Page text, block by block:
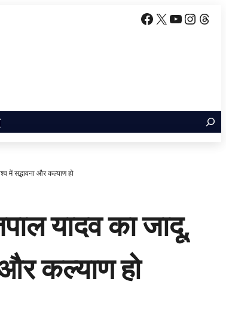
Facebook
X YouTube
में सद्भावना और कल्याण हो
यादव का जादू,
और कल्याण हो